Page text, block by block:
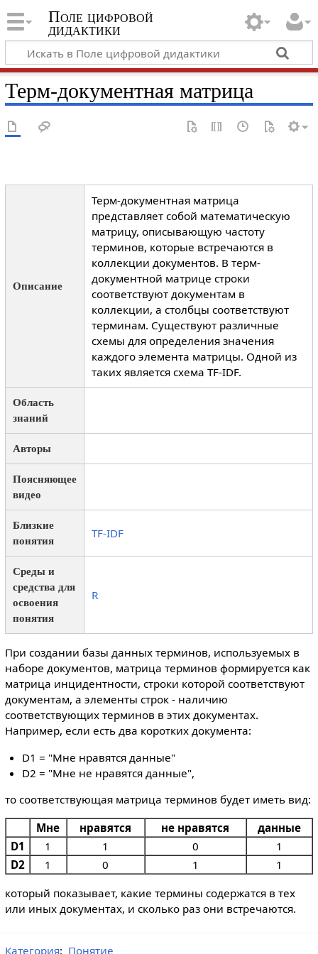
Поле цифровой
дидактики
Терм-документная матрица
Описание
Терм-документная матрица
представляет собой математическую
матрицу, описывающую частоту
терминов, которые встречаются в
коллекции документов. В терм-
документной матрице строки
соответствуют документам в
коллекции, а столбцы соответствуют
терминам. Существуют различные
схемы для определения значения
каждого элемента матрицы. Одной из
таких является схема TF-IDF.
Область
знаний
Авторы
Поясняющее
видео
Близкие
понятия
TF-IDF
Среды и
средства для
освоения
понятия
R
При создании базы данных терминов, используемых в
наборе документов, матрица терминов формируется как
матрица инцидентности, строки которой соответствуют
документам, а элементы строк - наличию
соответствующих терминов в этих документах.
Например, если есть два коротких документа:
D1 = "Мне нравятся данные"
D2 = "Мне не нравятся данные",
то соответствующая матрица терминов будет иметь вид:
Мне нравятся не нравятся
данные
D1
1 1 0
1
D2
1 0 1 1
который показывает, какие термины содержатся в тех
или иных документах, и сколько раз они встречаются.
Категория: Понятие